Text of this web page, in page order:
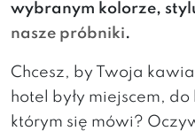
wybranym kolorze,
nasze próbniki.
Chcesz, by Twoja
hotel były miejscem,
którym się mówi?